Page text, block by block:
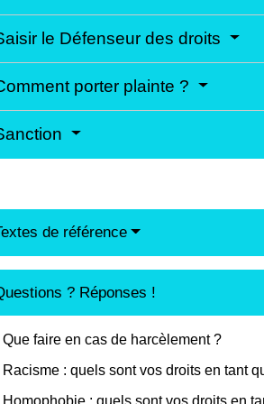
le Défenseur des droits
porter plainte ?
de référence
? Réponses !
Que faire en cas de harcèlement ?
Racisme : quels sont vos droits en tant